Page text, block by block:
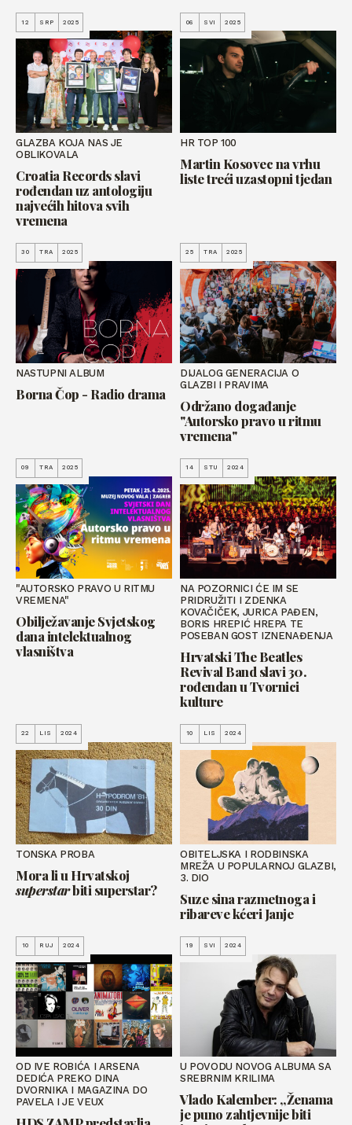
12 SRP 2025
GLAZBA KOJA NAS JE
OBLIKOVALA
Croatia Records slavi
rođendan uz antologiju
najvećih hitova svih
vremena
06 SVI 2025
HR TOP 100
Martin Kosovec na vrhu
liste treći uzastopni tjedan
30 TRA 2025
NASTUPNI ALBUM
Borna Čop - Radio drama
25 TRA 2025
DIJALOG GENERACIJA O
GLAZBI I PRAVIMA
Održano događanje
"Autorsko pravo u ritmu
vremena"
09 TRA 2025
"AUTORSKO PRAVO U RITMU
VREMENA"
Obilježavanje Svjetskog
dana intelektualnog
vlasništva
14 STU 2024
NA POZORNICI ĆE IM SE
PRIDRUŽITI I ZDENKA
KOVAČIČEK, JURICA PAĐEN,
BORIS HREPIĆ HREPA TE
POSEBAN GOST IZNENAĐENJA
Hrvatski The Beatles
Revival Band slavi 30.
rođendan u Tvornici
kulture
22 LIS 2024
TONSKA PROBA
Mora li u Hrvatskoj
superstarbiti superstar?
10 LIS 2024
OBITELJSKA I RODBINSKA
MREŽA U POPULARNOJ GLAZBI,
3. DIO
Suze sina razmetnoga i
ribareve kćeri Janje
10 RUJ 2024
OD IVE ROBIĆA I ARSENA
DEDIĆA PREKO DINA
DVORNIKA I MAGAZINA DO
PAVELA I JE VEUX
19 SVI 2024
U POVODU NOVOG ALBUMA SA
SREBRNIM KRILIMA
Vlado Kalember: „Ženama
je puno zahtjevnije biti